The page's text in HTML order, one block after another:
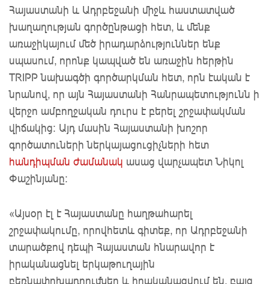
Հայաստանի և Ադրբեջանի միջև հաստատված
խաղաղության գործընթացի հետ, և մենք
առաջիկայում մեծ իրադարձություններ ենք
սպասում, որոնք կապված են առաջին հերթին
TRIPP նախագծի գործարկման հետ, որն էական է
նրանով, որ այն Հայաստանի Հանրապետությունն ի
վերջո ամբողջական դուրս է բերել շրջափակման
վիճակից: Այդ մասին Հայաստանի խոշոր
գործատուների ներկայացուցիչների հետ
հանդիպման ժամանակ ասաց վարչապետ Նիկոլ
Փաշինյանը:
«Այսօր էլ է Հայաստանը հաղթահարել
շրջափակումը, որովհետև գիտեք, որ Ադրբեջանի
տարածքով դեպի Հայաստան հնարավոր է
իրականացնել երկաթուղային
բեռնափոխադրումներ և իրականացվում են, բայց